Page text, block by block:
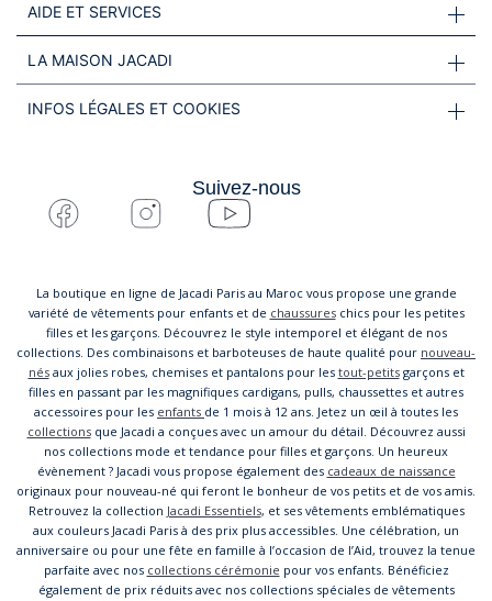
AIDE ET SERVICES
LA MAISON JACADI
INFOS LÉGALES ET COOKIES
Suivez-nous
La boutique en ligne de Jacadi Paris au Maroc vous propose une grande
variété de vêtements pour enfants et de chaussureschics pour les petites
filles et les garçons. Découvrez le style intemporel et élégant de nos
collections. Des combinaisons et barboteuses de haute qualité pour nouveau-
nésaux jolies robes, chemises et pantalons pour les tout-petitsgarçons et
filles en passant par les magnifiques cardigans, pulls, chaussettes et autres
accessoires pour les enfants de 1 mois à 12 ans. Jetez un œil à toutes les
collectionsque Jacadi a conçues avec un amour du détail. Découvrez aussi
nos collections mode et tendance pour filles et garçons. Un heureux
évènement ? Jacadi vous propose également des cadeaux de naissance
originaux pour nouveau-né qui feront le bonheur de vos petits et de vos amis.
Retrouvez la collection Jacadi Essentiels, et ses vêtements emblématiques
aux couleurs Jacadi Paris à des prix plus accessibles. Une célébration, un
anniversaire ou pour une fête en famille à l’occasion de l’Aid, trouvez la tenue
parfaite avec nos collections cérémonie pour vos enfants. Bénéficiez
également de prix réduits avec nos collections spéciales de vêtements